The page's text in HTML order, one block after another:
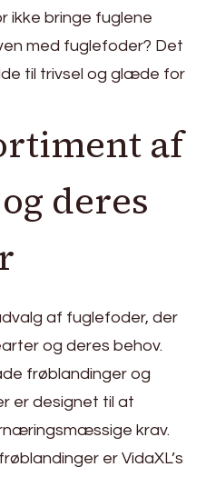
ikke bringe fuglene
med fuglefoder? Det
til trivsel og glæde for
af
deres
af fuglefoder, der
og deres behov.
frøblandinger og
er designet til at
krav.
er VidaXL’s